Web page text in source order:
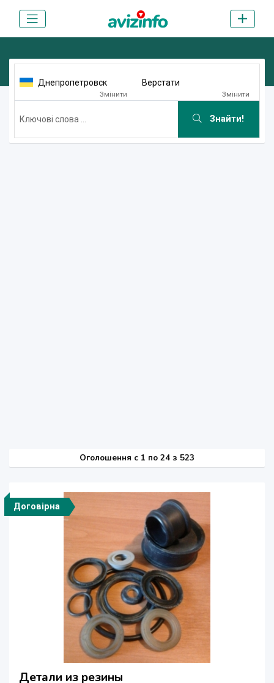
Днепропетровск
Змінити
Верстати
Змінити
Знайти!
Оголошення c 1 по 24 з 523
Договірна
Детали из резины